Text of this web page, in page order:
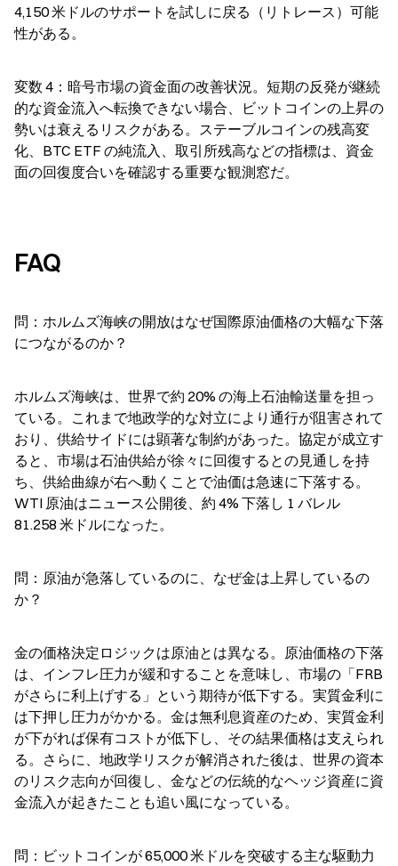
4,150 米ドルのサポートを試しに戻る（リトレース）可能
性がある。
変数 4：暗号市場の資金面の改善状況。短期の反発が継続
的な資金流入へ転換できない場合、ビットコインの上昇の
勢いは衰えるリスクがある。ステーブルコインの残高変
化、BTC ETF の純流入、取引所残高などの指標は、資金
面の回復度合いを確認する重要な観測窓だ。
FAQ
問：ホルムズ海峡の開放はなぜ国際原油価格の大幅な下落
につながるのか？
ホルムズ海峡は、世界で約 20% の海上石油輸送量を担っ
ている。これまで地政学的な対立により通行が阻害されて
おり、供給サイドには顕著な制約があった。協定が成立す
ると、市場は石油供給が徐々に回復するとの見通しを持
ち、供給曲線が右へ動くことで油価は急速に下落する。
WTI 原油はニュース公開後、約 4% 下落し 1 バレル
81.258 米ドルになった。
問：原油が急落しているのに、なぜ金は上昇しているの
か？
金の価格決定ロジックは原油とは異なる。原油価格の下落
は、インフレ圧力が緩和することを意味し、市場の「FRB
がさらに利上げする」という期待が低下する。実質金利に
は下押し圧力がかかる。金は無利息資産のため、実質金利
が下がれば保有コストが低下し、その結果価格は支えられ
る。さらに、地政学リスクが解消された後は、世界の資本
のリスク志向が回復し、金などの伝統的なヘッジ資産に資
金流入が起きたことも追い風になっている。
問：ビットコインが 65,000 米ドルを突破する主な駆動力